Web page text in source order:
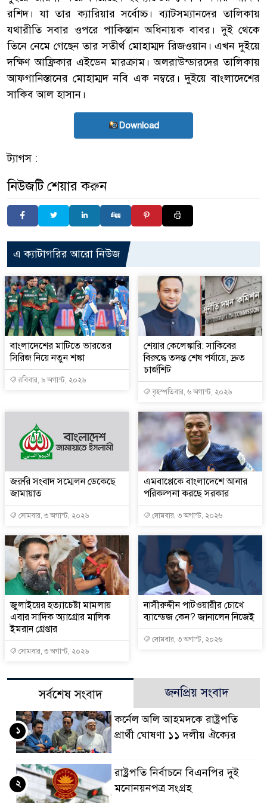
রশিদ। যা তার ক্যারিয়ার সর্বোচ্চ। ব্যাটসম্যানদের তালিকায়
যথারীতি সবার ওপরে পাকিস্তান অধিনায়ক বাবর। দুই থেকে
তিনে নেমে গেছেন তার সতীর্থ মোহাম্মদ রিজওয়ান। এখন দুইয়ে
দক্ষিণ আফ্রিকার এইডেন মারক্রাম। অলরাউন্ডারদের তালিকায়
আফগানিস্তানের মোহাম্মদ নবি এক নম্বরে। দুইয়ে বাংলাদেশের
সাকিব আল হাসান।
Download
ট্যাগস :
নিউজটি শেয়ার করুন
এ ক্যাটাগরির আরো নিউজ
বাংলাদেশের মাটিতে ভারতের
সিরিজ নিয়ে নতুন শঙ্কা
রবিবার, ৯ অগাস্ট, ২০২৬
শেয়ার কেলেঙ্কারি: সাকিবের
বিরুদ্ধে তদন্ত শেষ পর্যায়ে, দ্রুত
চার্জশিট
বৃহস্পতিবার, ৬ অগাস্ট, ২০২৬
জরুরি সংবাদ সম্মেলন ডেকেছে
জামায়াত
সোমবার, ৩ অগাস্ট, ২০২৬
এমবাপ্পেকে বাংলাদেশে আনার
পরিকল্পনা করছে সরকার
সোমবার, ৩ অগাস্ট, ২০২৬
জুলাইয়ের হত্যাচেষ্টা মামলায়
এবার সাদিক অ্যাগ্রোর মালিক
ইমরান গ্রেপ্তার
সোমবার, ৩ অগাস্ট, ২০২৬
নাসীরুদ্দীন পাটওয়ারীর চোখে
ব্যান্ডেজ কেন? জানালেন নিজেই
সোমবার, ৩ অগাস্ট, ২০২৬
সর্বশেষ সংবাদ জনপ্রিয় সংবাদ
কর্নেল অলি আহমদকে রাষ্ট্রপতি
প্রার্থী ঘোষণা ১১ দলীয় ঐক্যের
১
রাষ্ট্রপতি নির্বাচনে বিএনপির দুই
মনোনয়নপত্র সংগ্রহ
২